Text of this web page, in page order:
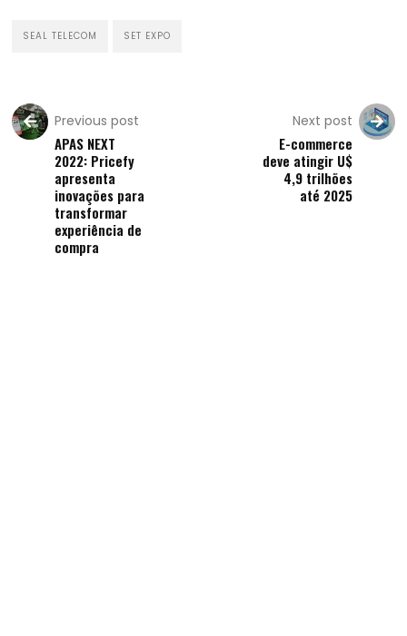
SEAL TELECOM SET EXPO
Previous post
APAS NEXT
2022: Pricefy
apresenta
inovações para
transformar
experiência de
compra
Next post
E-commerce
deve atingir U$
4,9 trilhões
até 2025